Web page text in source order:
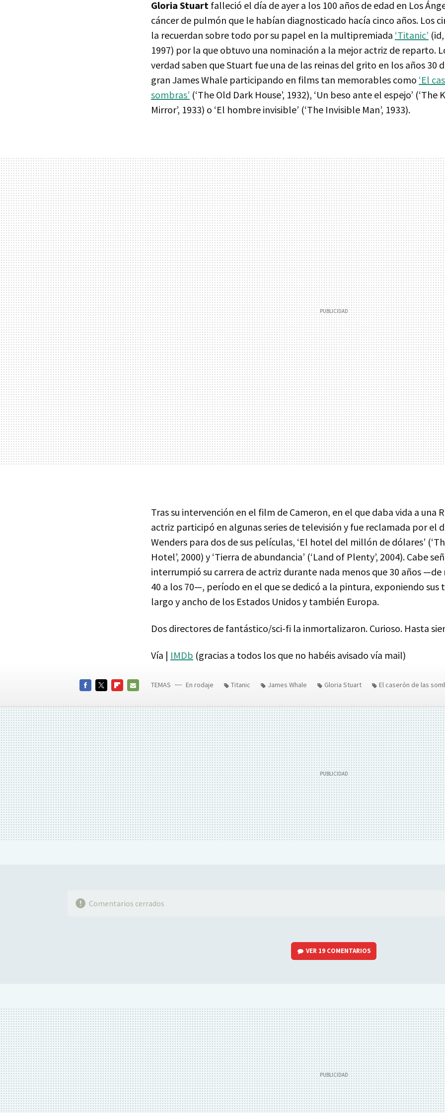
Gloria Stuart falleció el día de ayer a los 100 años de edad en Los
cáncer de pulmón que le habían diagnosticado hacía cinco años. Los
la recuerdan sobre todo por su papel en la multipremiada ‘Titanic’
1997) por la que obtuvo una nominación a la mejor actriz de reparto.
verdad saben que Stuart fue una de las reinas del grito en los años 30
gran James Whale participando en films tan memorables como ‘El
sombras’ (‘The Old Dark House’, 1932), ‘Un beso ante el espejo’ (‘The
Mirror’, 1933) o ‘El hombre invisible’ (‘The Invisible Man’, 1933).
Tras su intervención en el film de Cameron, en el que daba vida a una
actriz participó en algunas series de televisión y fue reclamada por el
Wenders para dos de sus películas, ‘El hotel del millón de dólares’
Hotel’, 2000) y ‘Tierra de abundancia’ (‘Land of Plenty’, 2004). Cabe
interrumpió su carrera de actriz durante nada menos que 30 años —de
40 a los 70—, período en el que se dedicó a la pintura, exponiendo sus
largo y ancho de los Estados Unidos y también Europa.
Dos directores de fantástico/sci-fi la inmortalizaron. Curioso. Hasta
Vía | IMDb (gracias a todos los que no habéis avisado vía mail)
MAIL
TEMAS En rodaje Titanic James Whale Gloria Stuart El caserón de las
Comentarios cerrados
VER 19 COMENTARIOS